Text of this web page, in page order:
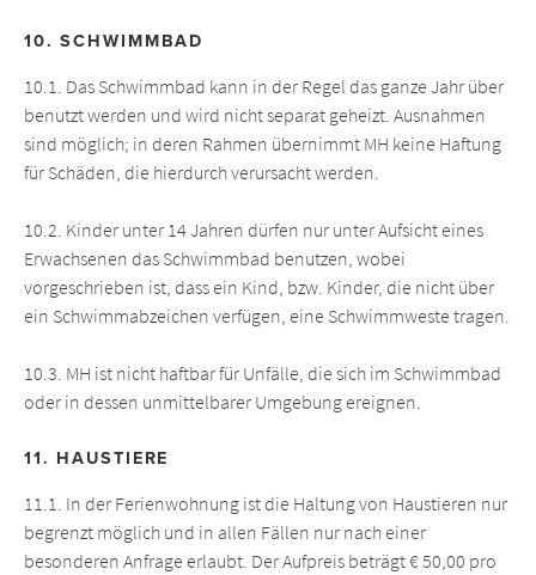
10. SCHWIMMBAD
10.1. Das Schwimmbad kann in der Regel das ganze Jahr über
benutzt werden und wird nicht separat geheizt. Ausnahmen
sind möglich; in deren Rahmen übernimmt MH keine Haftung
für Schäden, die hierdurch verursacht werden.
10.2. Kinder unter 14 Jahren dürfen nur unter Aufsicht eines
Erwachsenen das Schwimmbad benutzen, wobei
vorgeschrieben ist, dass ein Kind, bzw. Kinder, die nicht über
ein Schwimmabzeichen verfügen, eine Schwimmweste tragen.
10.3. MH ist nicht haftbar für Unfälle, die sich im Schwimmbad
oder in dessen unmittelbarer Umgebung ereignen.
11. HAUSTIERE
11.1. In der Ferienwohnung ist die Haltung von Haustieren nur
begrenzt möglich und in allen Fällen nur nach einer
besonderen Anfrage erlaubt. Der Aufpreis beträgt € 50,00 pro